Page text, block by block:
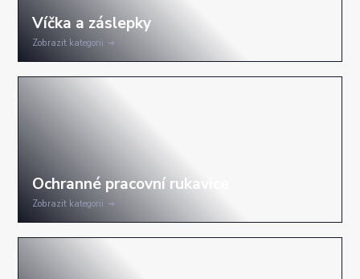
Zobrazit kategorii
Zobrazit kategorii